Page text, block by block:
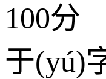
100分
于(yú)